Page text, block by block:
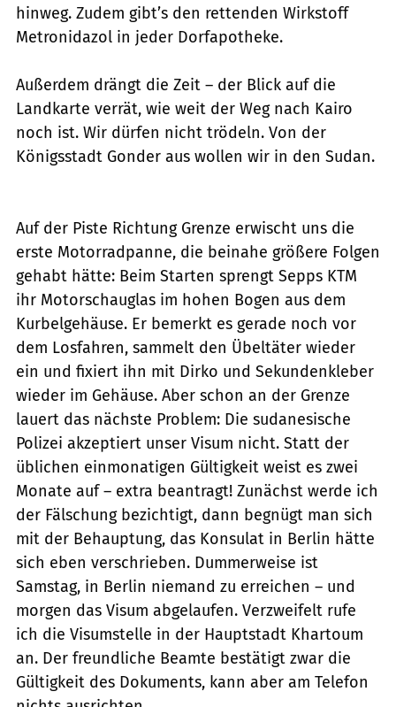
hinweg. Zudem gibt’s den rettenden Wirkstoff
Metronidazol in jeder Dorfapotheke.
Außerdem drängt die Zeit – der Blick auf die
Landkarte verrät, wie weit der Weg nach Kairo
noch ist. Wir dürfen nicht trödeln. Von der
Königsstadt Gonder aus wollen wir in den Sudan.
Auf der Piste Richtung Grenze erwischt uns die
erste Motorradpanne, die beinahe größere Folgen
gehabt hätte: Beim Starten sprengt Sepps KTM
ihr Motorschauglas im hohen Bogen aus dem
Kurbelgehäuse. Er bemerkt es gerade noch vor
dem Losfahren, sammelt den Übeltäter wieder
ein und fixiert ihn mit Dirko und Sekundenkleber
wieder im Gehäuse. Aber schon an der Grenze
lauert das nächste Problem: Die sudanesische
Polizei akzeptiert unser Visum nicht. Statt der
üblichen einmonatigen Gültigkeit weist es zwei
Monate auf – extra beantragt! Zunächst werde ich
der Fälschung bezichtigt, dann begnügt man sich
mit der Behauptung, das Konsulat in Berlin hätte
sich eben verschrieben. Dummerweise ist
Samstag, in Berlin niemand zu erreichen – und
morgen das Visum abgelaufen. Verzweifelt rufe
ich die Visumstelle in der Hauptstadt Khartoum
an. Der freundliche Beamte bestätigt zwar die
Gültigkeit des Dokuments, kann aber am Telefon